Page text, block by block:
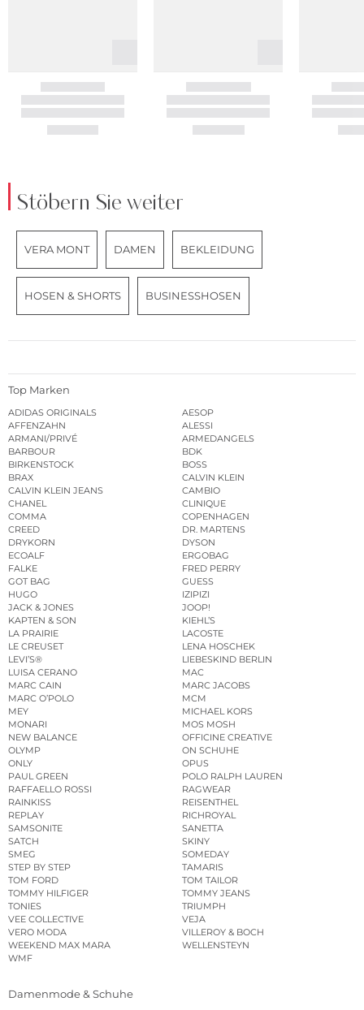
Stöbern Sie weiter
VERA MONT DAMEN BEKLEIDUNG
HOSEN & SHORTS BUSINESSHOSEN
Top Marken
ADIDAS ORIGINALS
AESOP
AFFENZAHN
ALESSI
ARMANI/PRIVÉ
ARMEDANGELS
BARBOUR
BDK
BIRKENSTOCK
BOSS
BRAX
CALVIN KLEIN
CALVIN KLEIN JEANS
CAMBIO
CHANEL
CLINIQUE
COMMA
COPENHAGEN
CREED
DR. MARTENS
DRYKORN
DYSON
ECOALF
ERGOBAG
FALKE
FRED PERRY
GOT BAG
GUESS
HUGO
IZIPIZI
JACK & JONES
JOOP!
KAPTEN & SON
KIEHL’S
LA PRAIRIE
LACOSTE
LE CREUSET
LENA HOSCHEK
LEVI’S®
LIEBESKIND BERLIN
LUISA CERANO
MAC
MARC CAIN
MARC JACOBS
MARC O’POLO
MCM
MEY
MICHAEL KORS
MONARI
MOS MOSH
NEW BALANCE
OFFICINE CREATIVE
OLYMP
ON SCHUHE
ONLY
OPUS
PAUL GREEN
POLO RALPH LAUREN
RAFFAELLO ROSSI
RAGWEAR
RAINKISS
REISENTHEL
REPLAY
RICHROYAL
SAMSONITE
SANETTA
SATCH
SKINY
SMEG
SOMEDAY
STEP BY STEP
TAMARIS
TOM FORD
TOM TAILOR
TOMMY HILFIGER
TOMMY JEANS
TONIES
TRIUMPH
VEE COLLECTIVE
VEJA
VERO MODA
VILLEROY & BOCH
WEEKEND MAX MARA
WELLENSTEYN
WMF
Damenmode & Schuhe